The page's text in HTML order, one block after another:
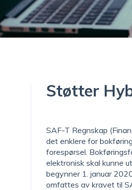
Støtter
SAF-T Regnskap
det enklere for
forespørsel.
elektronisk skal kunne
begynner 1. januar
omfattes av kravet til